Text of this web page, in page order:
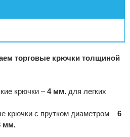
торговые крючки толщиной
крючки –4 мм. для легких
крючки с прутком диаметром –6
мм.